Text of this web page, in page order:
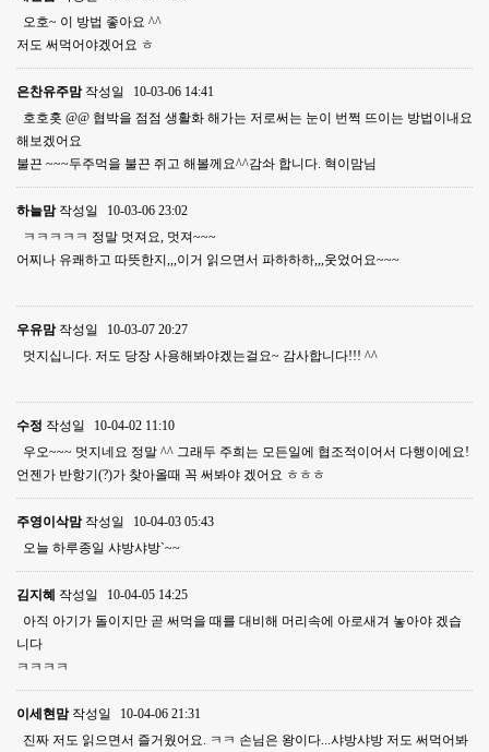
오호~ 이 방법 좋아요 ^^
저도 써먹어야겠어요 ㅎ
은찬유주맘 작성일
10-03-06 14:41
호호홋 @@ 협박을 점점 생활화 해가는 저로써는 눈이 번쩍 뜨이는 방법이내요
해보겠어요
불끈 ~~~두주먹을 불끈 쥐고 해볼께요^^감솨 합니다. 혁이맘님
하늘맘 작성일
10-03-06 23:02
ㅋㅋㅋㅋㅋ 정말 멋져요, 멋져~~~
어찌나 유쾌하고 따뜻한지,,,이거 읽으면서 파하하하,,,웃었어요~~~
우유맘 작성일
10-03-07 20:27
멋지십니다. 저도 당장 사용해봐야겠는걸요~ 감사합니다!!! ^^
수정 작성일
10-04-02 11:10
우오~~~ 멋지네요 정말 ^^ 그래두 주희는 모든일에 협조적이어서 다행이에요!
언젠가 반항기(?)가 찾아올때 꼭 써봐야 겠어요 ㅎㅎㅎ
주영이삭맘 작성일
10-04-03 05:43
오늘 하루종일 샤방샤방`~~
김지혜 작성일
10-04-05 14:25
아직 아기가 돌이지만 곧 써먹을 때를 대비해 머리속에 아로새겨 놓아야 겠습
니다
ㅋㅋㅋㅋ
이세현맘 작성일
10-04-06 21:31
진짜 저도 읽으면서 즐거웠어요. ㅋㅋ 손님은 왕이다...샤방샤방 저도 써먹어봐